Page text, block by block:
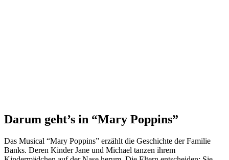
Darum geht’s in “Mary Poppins”
Das Musical “Mary Poppins” erzählt die Geschichte der Familie
Banks. Deren Kinder Jane und Michael tanzen ihrem